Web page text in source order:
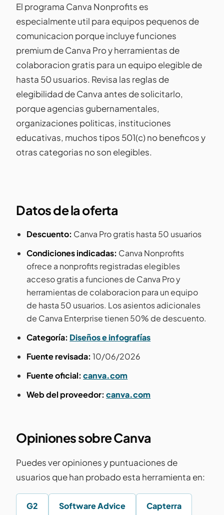
El programa Canva Nonprofits es
especialmente util para equipos pequenos de
comunicacion porque incluye funciones
premium de Canva Pro y herramientas de
colaboracion gratis para un equipo elegible de
hasta 50 usuarios. Revisa las reglas de
elegibilidad de Canva antes de solicitarlo,
porque agencias gubernamentales,
organizaciones politicas, instituciones
educativas, muchos tipos 501(c) no beneficos y
otras categorias no son elegibles.
Datos de la oferta
Descuento: Canva Pro gratis hasta 50 usuarios
Condiciones indicadas: Canva Nonprofits
ofrece a nonprofits registradas elegibles
acceso gratis a funciones de Canva Pro y
herramientas de colaboracion para un equipo
de hasta 50 usuarios. Los asientos adicionales
de Canva Enterprise tienen 50% de descuento.
Categoría: Diseños e infografías
Fuente revisada: 10/06/2026
Fuente oficial: canva.com
Web del proveedor: canva.com
Opiniones sobre Canva
Puedes ver opiniones y puntuaciones de
usuarios que han probado esta herramienta en:
G2 Software Advice Capterra